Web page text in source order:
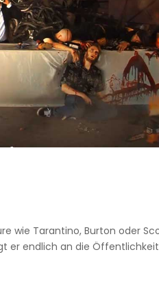
wie Tarantino, Burton oder
endlich an die